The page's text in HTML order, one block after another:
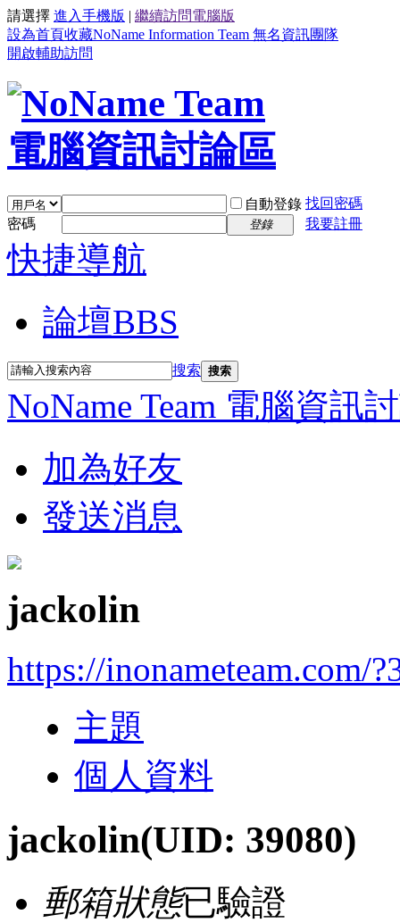
請選擇 進入手機版 | 繼續訪問電腦版
設為首頁收藏NoName Information Team 無名資訊團隊
開啟輔助訪問
自動登錄 找回密碼
密碼
登錄 我要註冊
快捷導航
論壇BBS
搜索 搜索
NoName Team 電腦資訊
加為好友
發送消息
jackolin
https://inonameteam.com/
主題
個人資料
jackolin(UID: 39080)
郵箱狀態已驗證